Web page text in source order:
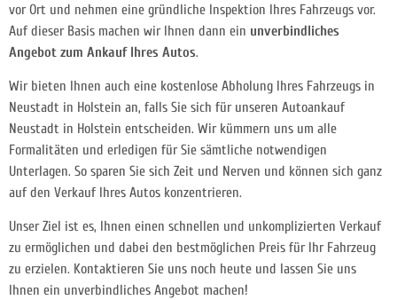
vor Ort und nehmen eine gründliche Inspektion Ihres Fahrzeugs vor.
Auf dieser Basis machen wir Ihnen dann ein unverbindliches
Angebot zum Ankauf Ihres Autos.
Wir bieten Ihnen auch eine kostenlose Abholung Ihres Fahrzeugs in
Neustadt in Holstein an, falls Sie sich für unseren Autoankauf
Neustadt in Holstein entscheiden. Wir kümmern uns um alle
Formalitäten und erledigen für Sie sämtliche notwendigen
Unterlagen. So sparen Sie sich Zeit und Nerven und können sich ganz
auf den Verkauf Ihres Autos konzentrieren.
Unser Ziel ist es, Ihnen einen schnellen und unkomplizierten Verkauf
zu ermöglichen und dabei den bestmöglichen Preis für Ihr Fahrzeug
zu erzielen. Kontaktieren Sie uns noch heute und lassen Sie uns
Ihnen ein unverbindliches Angebot machen!